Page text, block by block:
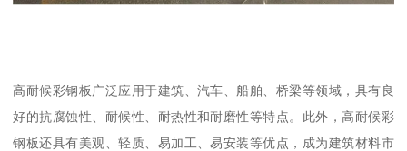
高耐候彩钢板广泛应用于建筑、汽车、船舶、桥梁等领域，具有良
好的抗腐蚀性、耐候性、耐热性和耐磨性等特点。此外，高耐候彩
钢板还具有美观、轻质、易加工、易安装等优点，成为建筑材料市